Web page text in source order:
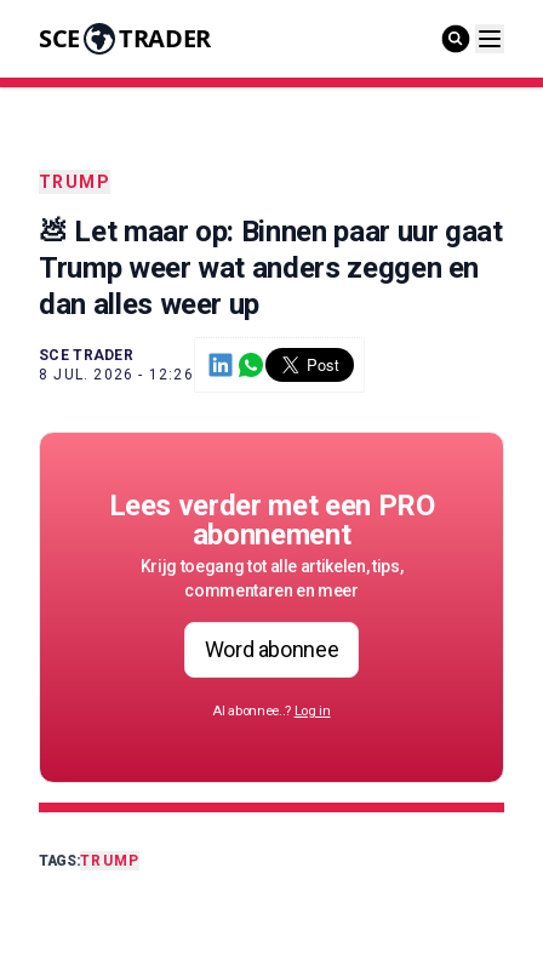
SCE TRADER
TRUMP
💩 Let maar op: Binnen paar uur gaat
Trump weer wat anders zeggen en
dan alles weer up
SCE TRADER
8 JUL. 2026 - 12:26
Lees verder met een PRO
abonnement
Krijg toegang tot alle artikelen, tips,
commentaren en meer
Word abonnee
Al abonnee..? Log in
TAGS:TRUMP